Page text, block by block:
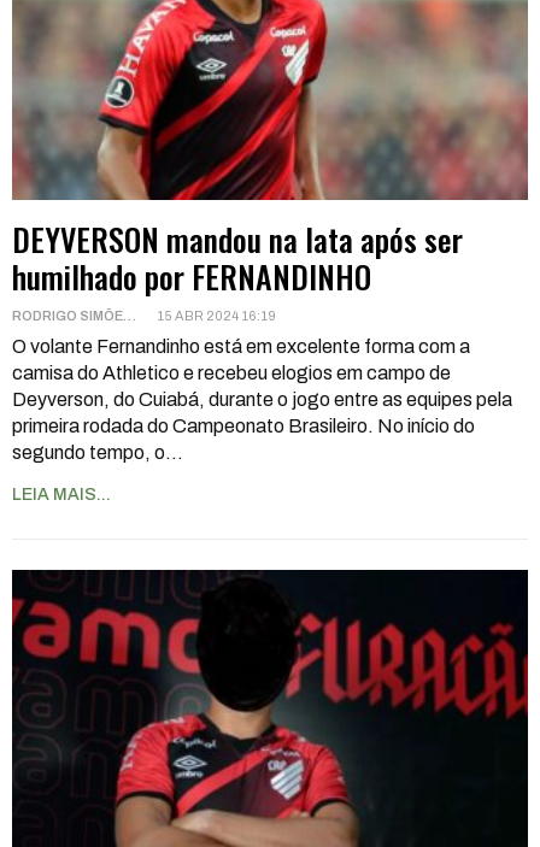
DEYVERSON mandou na lata após ser
humilhado por FERNANDINHO
15 ABR 2024 16:19
O volante Fernandinho está em excelente forma com a
camisa do Athletico e recebeu elogios em campo de
Deyverson, do Cuiabá, durante o jogo entre as equipes pela
primeira rodada do Campeonato Brasileiro. No início do
segundo tempo, o…
LEIA MAIS...